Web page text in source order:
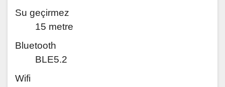
Su geçirmez
15 metre
Bluetooth
BLE5.2
Wifi